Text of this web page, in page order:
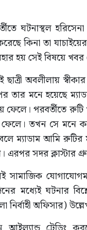
ঘটনাস্থল হরিসেনা
কিনা তা
হয় সেই বিষয়ে
অবলীলায়
মনে হয়েছে
ফেলে। পরবর্তীতে
ফেলে। তখন সে মনে
ম্যাডাম আমি রুটির
সদর ক্লাস্টার
সামাজিক
মধ্যেই ঘটনার
অফিসার)